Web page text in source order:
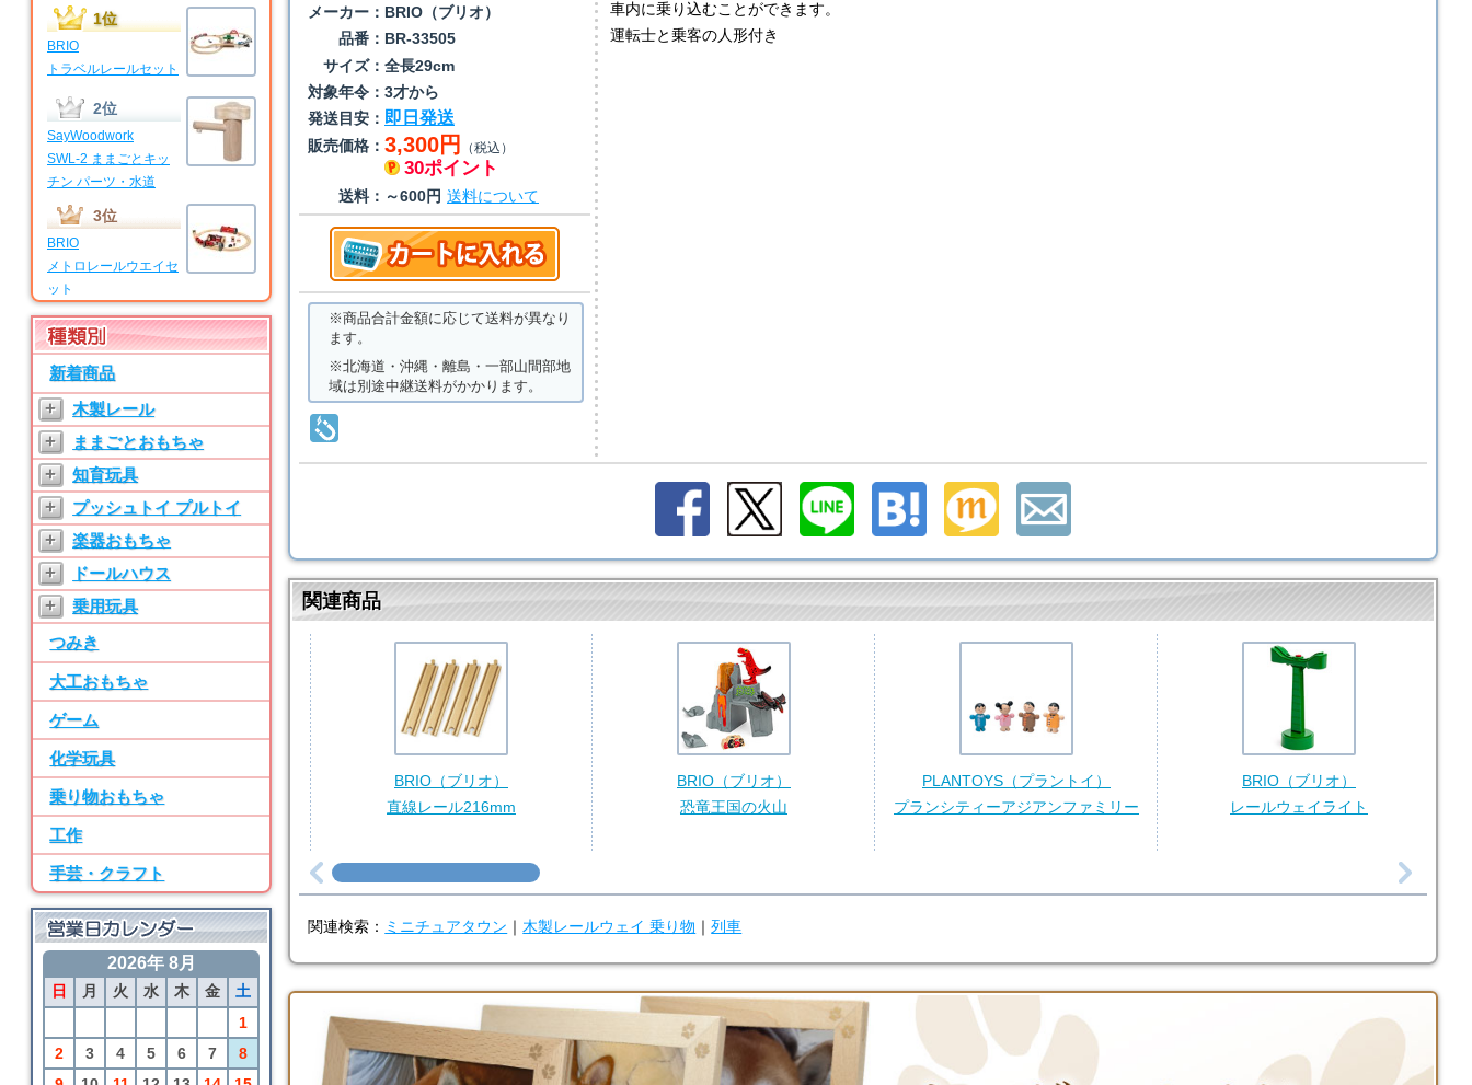
1位
BRIO
トラベルレールセット
2位
SayWoodwork
SWL-2 ままごとキッ
チン パーツ・水道
3位
BRIO
メトロレールウエイセ
ット
4位
BRIO
マイファーストビギナ
ーセット
5位
SayWoodwork
SWL-T ままごとキッ
チン パーツ・水道
6位
SayWoodwork
SW-3 ままごとキッチ
ン パーツ・水道
7位
BRIO
50ピース追加レールセ
ット
8位
SayWoodwork
SWM-2 ままごとキッ
チン パーツ・水道
9位
BRIO
アニマルファームセッ
ト
10位
BRIO
新着商品
+ 木製レール
+ ままごとおもちゃ
+ 知育玩具
+ プッシュトイ プルトイ
+ 楽器おもちゃ
+ ドールハウス
+
乗用玩具
つみき
大工おもちゃ
ゲーム
化学玩具
乗り物おもちゃ
工作
手芸・クラフト
2026年 8月
日 月 火 水 木 金
土
1
2
3 4 5 6 7
8
メーカー： BRIO（ブリオ）
品番： BR-33505
サイズ： 全長29cm
対象年令： 3才から
発送目安： 即日発送
販売価格： 3,300円 （税込）
30ポイント
送料： ～600円 送料について
※商品合計金額に応じて送料が異なり
ます。
※北海道・沖縄・離島・一部山間部地
域は別途中継送料がかかります。
車内に乗り込むことができます。
運転士と乗客の人形付き
関連商品
BRIO（ブリオ）
直線レール216mm
BRIO（ブリオ）
恐竜王国の火山
PLANTOYS（プラントイ）
プランシティーアジアンファミリー
BRIO（ブリオ）
レールウェイライト
関連検索： ミニチュアタウン 木製レールウェイ 乗り物 ｜列車